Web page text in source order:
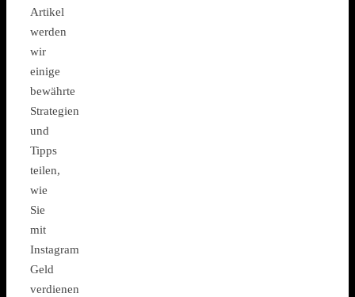
Artikel
werden
wir
einige
bewährte
Strategien
und
Tipps
teilen,
wie
Sie
mit
Instagram
Geld
verdienen